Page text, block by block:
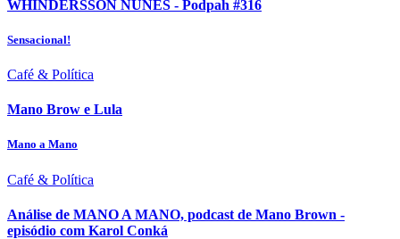
WHINDERSSON NUNES - Podpah #316
Sensacional!
Café & Política
Mano Brow e Lula
Mano a Mano
Café & Política
Análise de MANO A MANO, podcast de Mano Brown -
episódio com Karol Conká